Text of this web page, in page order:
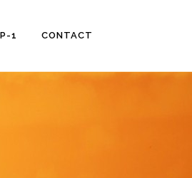
1 CONTACT